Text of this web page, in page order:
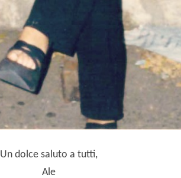
Un dolce saluto a tutti,
Ale